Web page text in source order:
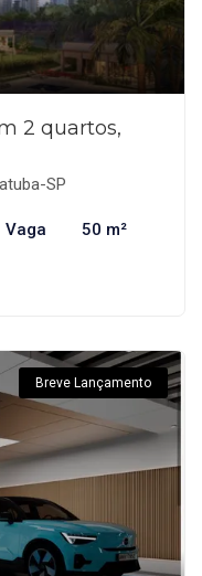
2 quartos,
SP
Vaga 50 m²
Breve Lançamento